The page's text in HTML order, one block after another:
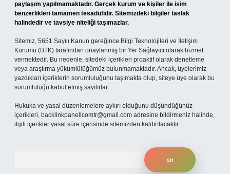
paylaşım yapılmamaktadır. Gerçek kurum ve kişiler ile isim
benzerlikleri tamamen tesadüfidir. Sitemizdeki bilgiler taslak
halindedir ve tavsiye niteliği taşımazlar.
Sitemiz, 5651 Sayılı Kanun gereğince Bilgi Teknolojileri ve İletişim
Kurumu (BTK) tarafından onaylanmış bir Yer Sağlayıcı olarak hizmet
vermektedir. Bu nedenle, sitedeki içerikleri proaktif olarak denetleme
veya araştırma yükümlülüğümüz bulunmamaktadır. Ancak, üyelerimiz
yazdıkları içeriklerin sorumluluğunu taşımakta olup, siteye üye olarak bu
sorumluluğu kabul etmiş sayılırlar.
Hukuka ve yasal düzenlemelere aykırı olduğunu düşündüğünüz
içerikleri, backlinkpanelicomtr@gmail.com adresine bildirmeniz halinde,
ilgili içerikler yasal süre içerisinde sitemizden kaldırılacaktır.